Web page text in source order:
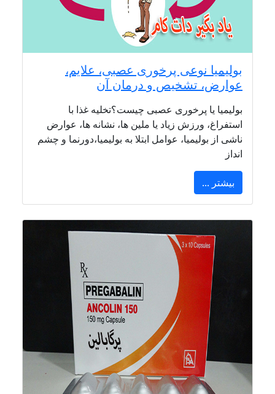
بولیمیا نوعی پرخوری عصبی، علایم،
عوارض، تشخیص و درمان آن
بولیمیا یا پرخوری عصبی چیست؟تخلیه غذا با
استفراغ، ورزش زیاد یا ملین ها، نشانه ها، عوارض
ناشی از بولیمیا، عوامل ابتلا به بولیمیا،دورنما و چشم
انداز
بیشتر ...